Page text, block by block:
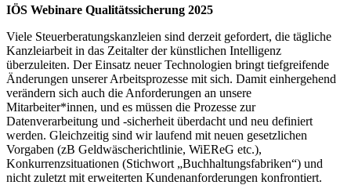
IÖS Webinare Qualitätssicherung 2025
Viele Steuerberatungskanzleien sind derzeit gefordert, die tägliche
Kanzleiarbeit in das Zeitalter der künstlichen Intelligenz
überzuleiten. Der Einsatz neuer Technologien bringt tiefgreifende
Änderungen unserer Arbeitsprozesse mit sich. Damit einhergehend
verändern sich auch die Anforderungen an unsere
Mitarbeiter*innen, und es müssen die Prozesse zur
Datenverarbeitung und -sicherheit überdacht und neu definiert
werden. Gleichzeitig sind wir laufend mit neuen gesetzlichen
Vorgaben (zB Geldwäscherichtlinie, WiEReG etc.),
Konkurrenzsituationen (Stichwort „Buchhaltungsfabriken“) und
nicht zuletzt mit erweiterten Kundenanforderungen konfrontiert.